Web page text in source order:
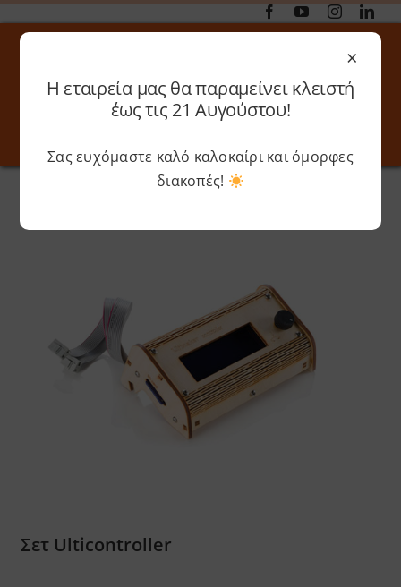
Μετάβαση
στο
Αναζήτηση
Toggle
Online 3D Printing
Shop
Shop
Services
Software
Toggle
Σετ Ulticontroller
Σετ Ulticontroller
×
Η εταιρεία μας θα παραμείνει κλειστή
έως τις 21 Αυγούστου!
Σας ευχόμαστε καλό καλοκαίρι και όμορφες
διακοπές!